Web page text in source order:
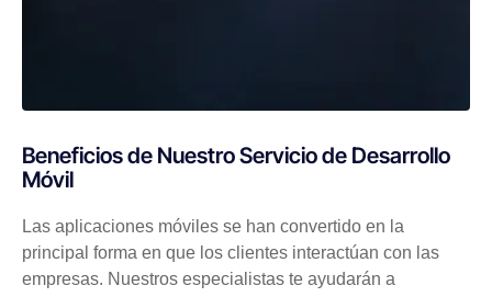
Beneficios de Nuestro Servicio de Desarrollo
Móvil
Las aplicaciones móviles se han convertido en la
principal forma en que los clientes interactúan con las
empresas. Nuestros especialistas te ayudarán a